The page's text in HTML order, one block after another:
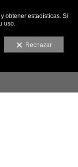
obtener estadísticas. Si
uso.
Rechazar